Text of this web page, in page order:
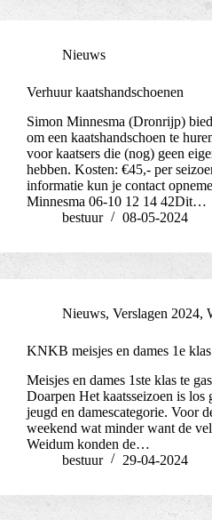
Nieuws
Verhuur kaatshandschoenen
Simon Minnesma (Dronrijp)
om een kaatshandschoen te
voor kaatsers die (nog) geen
hebben. Kosten: €45,- per
informatie kun je contact
Minnesma 06-10 12 14 42Dit…
bestuur
08-05-2024
Nieuws, Verslagen 2024,
KNKB meisjes en dames 1e
Meisjes en dames 1ste klas te
Doarpen Het kaatsseizoen is los
jeugd en damescategorie. Voor
weekend wat minder want de
Weidum konden de…
bestuur
29-04-2024